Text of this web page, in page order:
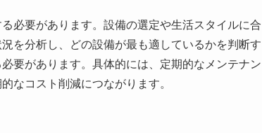
必要があります。設備の選定や生活スタイルに合
を分析し、どの設備が最も適しているかを判断す
要があります。具体的には、定期的なメンテナン
なコスト削減につながります。